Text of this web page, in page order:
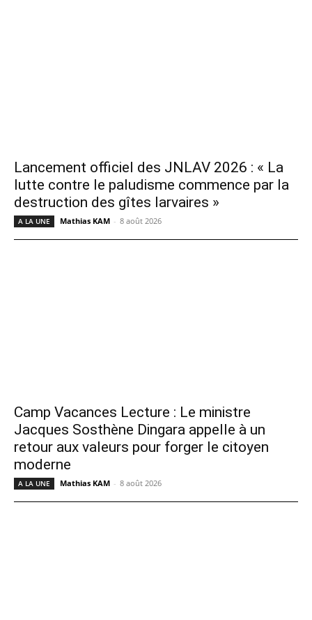
Lancement officiel des JNLAV 2026 : « La
lutte contre le paludisme commence par la
destruction des gîtes larvaires »
A LA UNE Mathias KAM - 8 août 2026
Camp Vacances Lecture : Le ministre
Jacques Sosthène Dingara appelle à un
retour aux valeurs pour forger le citoyen
moderne
A LA UNE Mathias KAM - 8 août 2026